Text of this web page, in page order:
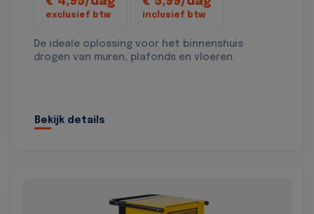
exclusief btw inclusief btw
De ideale oplossing voor het binnenshuis
drogen van muren, plafonds en vloeren.
Bekijk details